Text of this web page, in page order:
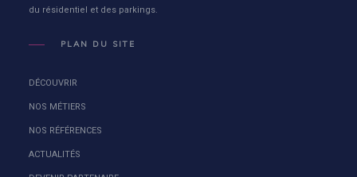
du résidentiel et des parkings.
PLAN DU SITE
DÉCOUVRIR
NOS MÉTIERS
NOS RÉFÉRENCES
ACTUALITÉS